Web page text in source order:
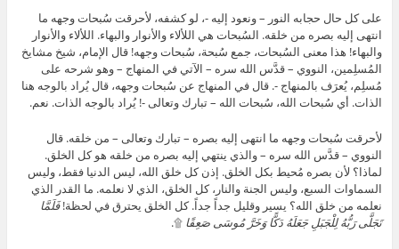
على كل حال حجابه النور – ونعود إليه -، لو كشفه، لأحرقت سُبحات وجهه ما
انتهى إليه بصره من خلقه. السُبحات هي اللألاء والأنوار والبهاء. اللألاء والأنوار
والبهاء! هذا معنى السُبحات، جمع سُبحة، سُبحات وجهه! قال الإمام، شيخ مشايخ
المُسلِمين، النووي – قدَّس الله سره – الآتي في المنهاج – وهو شرحه على
مُسلِم، يُعرَف بالمنهاج -. قال في المنهاج عن سُبحات وجهه، قال يُراد بالوجه هنا
الذات. أي سُبحات الله، سُبحات الله – تبارك وتعالى -! يُراد بالوجه الذات. نعم.
لأحرقت سُبحات وجهه ما انتهى إليه بصره – تبارك وتعالى – من خلقه. قال
النووي – قدَّس الله سره – والذي ينتهي إليه بصره من خلقه هو كل الخلق.
لماذا؟ لأن بصره مُحيط بكل الخلق. إذن كل خلق الله، ليس الدنيا فقط، وليس
السماوات السبع، وليس الجنة والنار، كل الخلق، الذي لا نعلمه. ما القدر الذي
نعلمه من خلق الله؟ يسير وقليل جداً جداً. كل الخلق يحترق في لحظة!فَلَمَّا
تَجَلَّى رَبُّهُ لِلْجَبَلِ جَعَلَهُ دَكًّا وَخَرَّ مُوسَى صَعِقًا ۩.